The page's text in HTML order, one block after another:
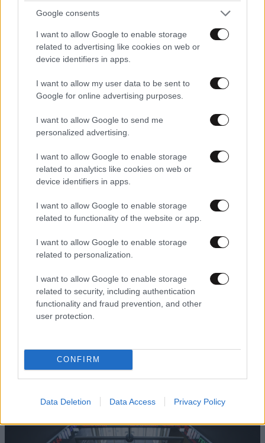
Google consents
I want to allow Google to enable storage
related to advertising like cookies on web or
device identifiers in apps.
I want to allow my user data to be sent to
Google for online advertising purposes.
I want to allow Google to send me
personalized advertising.
I want to allow Google to enable storage
related to analytics like cookies on web or
device identifiers in apps.
I want to allow Google to enable storage
related to functionality of the website or app.
I want to allow Google to enable storage
related to personalization.
I want to allow Google to enable storage
related to security, including authentication
functionality and fraud prevention, and other
user protection.
CONFIRM
Data Deletion Data Access Privacy Policy
Γ. Στουρνάρας στη Handelsblatt: Ευπρόσδεκτες
οι ξένες τράπεζες να συμμετέχουν στα
ελληνικά τραπεζικά ιδρύματα
Χρέη 51,8 δισ. ευρώ στον e-ΕΦΚΑ: Σχεδόν 1,5